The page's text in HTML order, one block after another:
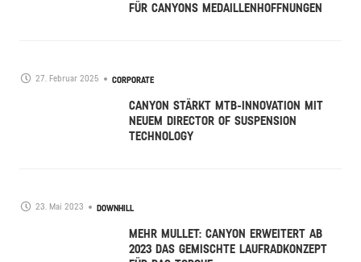
FÜR CANYONS MEDAILLENHOFFNUNGEN
27. Februar 2025 CORPORATE
CANYON STÄRKT MTB-INNOVATION MIT
NEUEM DIRECTOR OF SUSPENSION
TECHNOLOGY
23. Mai 2023 DOWNHILL
MEHR MULLET: CANYON ERWEITERT AB
2023 DAS GEMISCHTE LAUFRADKONZEPT